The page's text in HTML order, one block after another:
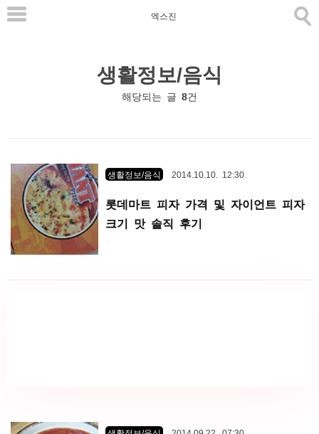
본
엑스진
생활정보/음식
해당되는 글 8건
생활정보/음식 2014.10.10. 12:30
롯데마트 피자 가격 및 자이언트 피자
크기 맛 솔직 후기